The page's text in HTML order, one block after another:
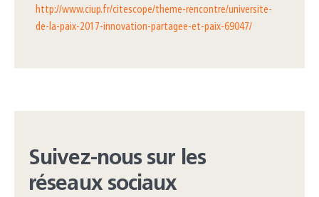
http://www.ciup.fr/citescope/theme-rencontre/universite-
de-la-paix-2017-innovation-partagee-et-paix-69047/
Suivez-nous sur les
réseaux sociaux